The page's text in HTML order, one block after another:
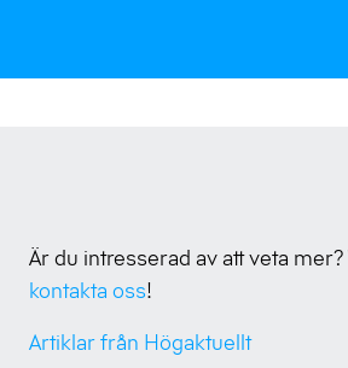
Är du intresserad av att veta
kontakta oss!
Artiklar från Högaktuellt